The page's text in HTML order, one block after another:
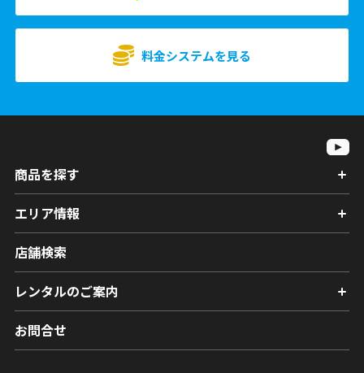
料金システムを見る
商品を探す
エリア情報
店舗検索
レンタルのご案内
お問合せ